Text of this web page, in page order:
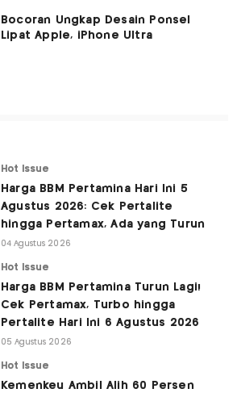
Bocoran Ungkap Desain Ponsel
Lipat Apple, iPhone Ultra
Hot Issue
Harga BBM Pertamina Hari Ini 5
Agustus 2026: Cek Pertalite
hingga Pertamax, Ada yang Turun
04 Agustus 2026
Hot Issue
Harga BBM Pertamina Turun Lagi!
Cek Pertamax, Turbo hingga
Pertalite Hari Ini 6 Agustus 2026
05 Agustus 2026
Hot Issue
Kemenkeu Ambil Alih 60 Persen